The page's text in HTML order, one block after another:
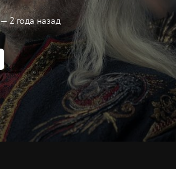
— 2 года назад